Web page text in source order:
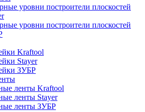
уровни построители плоскостей
уровни построители плоскостей
Kraftool
Stayer
ЗУБР
ленты Kraftool
ленты Stayer
ленты ЗУБР